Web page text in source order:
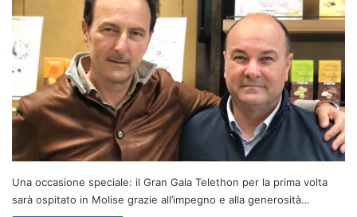
Una occasione speciale: il Gran Gala Telethon per la prima volta
sarà ospitato in Molise grazie all’impegno e alla generosità…